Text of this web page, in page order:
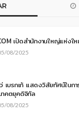
เปิดสำนักงานใหญ่แห่งใ
08/2025
เบรกเก้ แสดงวิสัยทัศน์ในกา
าคตยุคดิจิทัล
08/2025